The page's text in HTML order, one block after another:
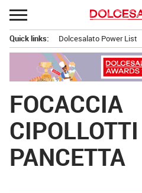
Passa
al
contenuto
principale
Quick links: Dolcesalato Power List
FOCACCIA
PANCETTA